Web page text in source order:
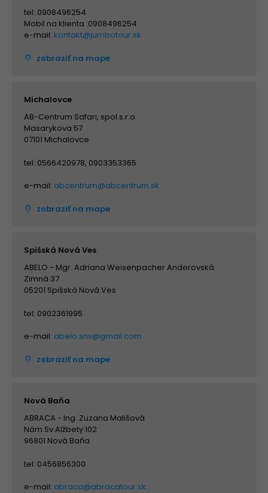
tel: 0908496254
Mobil na klienta :0908496254
e-mail: kontakt@jumbotour.sk
zobraziť na mape
Michalovce
AB-Centrum Safari, spol.s.r.o.
Masarykova 57
07101 Michalovce
tel: 0566420978, 0903353365
e-mail: abcentrum@abcentrum.sk
zobraziť na mape
Spišská Nová Ves
ABELO - Mgr. Adriana Weisenpacher Anderovská
Zimná 37
05201 Spišská Nová Ves
tel: 0902361995
e-mail: abelo.snv@gmail.com
zobraziť na mape
Nová Baňa
ABRACA - Ing. Zuzana Mališová
Nám.Sv.Alžbety 102
96801 Nová Baňa
tel: 0456856300
e-mail: abraca@abracatour.sk